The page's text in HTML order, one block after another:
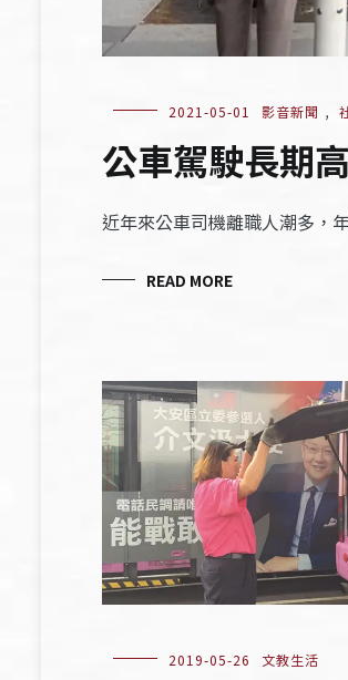
2021-05-01 影音新聞 ,
公車駕駛長期
近年來公車司機離職人潮多，
READ MORE
2019-05-26 文教生活